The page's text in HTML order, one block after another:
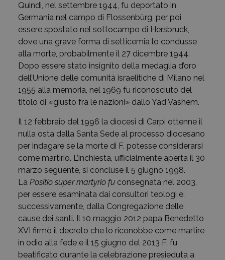
Quindi, nel settembre 1944, fu deportato in
Germania nel campo di Flossenbürg, per poi
essere spostato nel sottocampo di Hersbruck,
dove una grave forma di setticemia lo condusse
alla morte, probabilmente il 27 dicembre 1944.
Dopo essere stato insignito della medaglia d’oro
dell’Unione delle comunità israelitiche di Milano nel
1955 alla memoria, nel 1969 fu riconosciuto del
titolo di «giusto fra le nazioni» dallo Yad Vashem.
Il 12 febbraio del 1996 la diocesi di Carpi ottenne il
nulla osta dalla Santa Sede al processo diocesano
per indagare se la morte di F. potesse considerarsi
come martirio. L’inchiesta, ufficialmente aperta il 30
marzo seguente, si concluse il 5 giugno 1998.
LaPositio super martyrio fu consegnata nel 2003,
per essere esaminata dai consultori teologi e,
successivamente, dalla Congregazione delle
cause dei santi. Il 10 maggio 2012 papa Benedetto
XVI firmò il decreto che lo riconobbe come martire
in odio alla fede e il 15 giugno del 2013 F. fu
beatificato durante la celebrazione presieduta a